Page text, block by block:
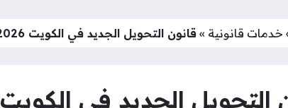
خدمات قانونية »قانون التحويل الجديد في الكويت 2026
التحويل الجديد في الكويت 2026